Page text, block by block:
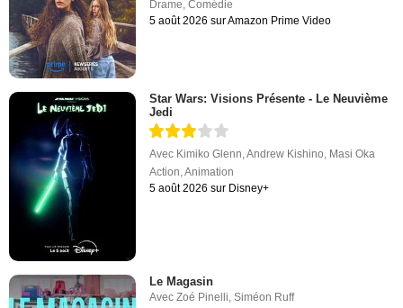
Drame,Comédie
5 août 2026 sur Amazon Prime Video
Star Wars: Visions Présente - Le Neuvième
Jedi
Avec Kimiko Glenn ,Andrew Kishino Masi Oka
Action ,Animation
5 août 2026 sur Disney+
Le Magasin
AvecZoé Pinelli,Siméon Ruff